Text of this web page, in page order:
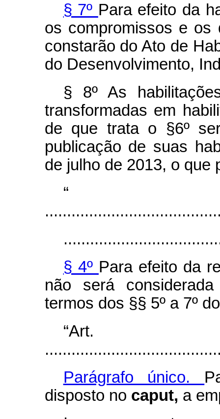
§ 7º Para efeito da
os compromissos e os
constarão do Ato de
do Desenvolvimento,
§ 8º As
transformadas em
de que trata o §6º
publicação de suas
de julho de 2013, o que
§ 4º Para efeito da
não será
termos dos §§ 5º a 7º
Parágrafo único.
disposto no caput, a